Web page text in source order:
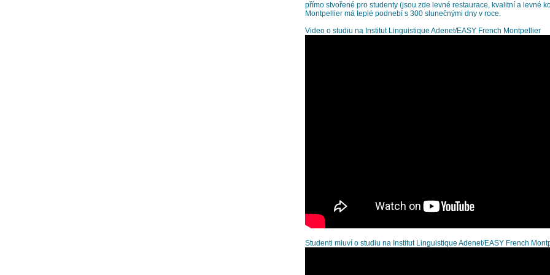
přímo stvořené pro studenty (jsou zde levné restaurace, kvalitní a levné
Montpellier má teplé podnebí s 300 slunečnými dny v roce.
Video o studiu na Institut Linguistique Adenet/EASY French Montpellier
Studenti mluví o studiu na Institut Linguistique Adenet/EASY French